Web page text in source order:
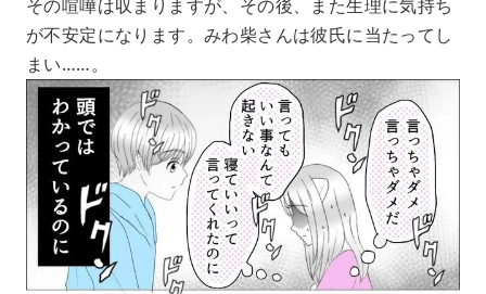
その喧嘩は収まりますが、その後、また生理に気持ち
が不安定になります。みわ柴さんは彼氏に当たってし
まい……。